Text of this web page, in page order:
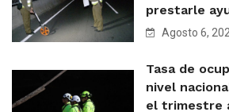
prestarle
Agosto 6,
Tasa de
nivel
el trimestre